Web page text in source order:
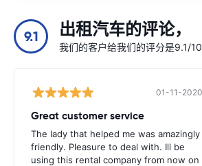
9.1 出租汽车的评论，
我们的客户给我们的评分是9.1/
01-11-2020
Great customer service
The lady that helped me was amazingly
friendly. Pleasure to deal with. Ill be
using this rental company from now on